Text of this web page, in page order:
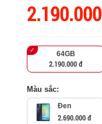
64GB
2.190.000 đ
Màu sắc:
Đen
2.690.000 đ